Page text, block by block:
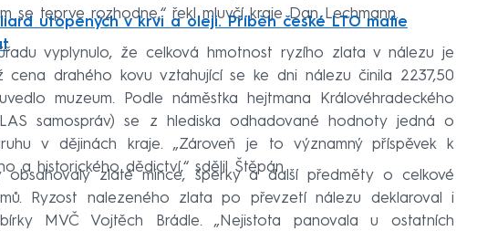
se teprve rozhodne,“ řekl mluvčí kraje Dan Lechmann.
utopených v krvi a oleji. Příběh české LTO mafie
vyplynulo, že celková hmotnost ryzího zlata v nálezu je
cena drahého kovu vztahující se ke dni nálezu činila 2237,50
muzeum. Podle náměstka hejtmana Královéhradeckého
samospráv) se z hlediska odhadované hodnoty jedná o
v dějinách kraje. „Zároveň je to významný příspěvek k
a historického dědictví,“ sdělil Štěpán.
obsahovaly zlaté mince, šperky a další předměty o celkové
Ryzost nalezeného zlata po převzetí nálezu deklaroval i
MVČ Vojtěch Brádle. „Nejistota panovala u ostatních